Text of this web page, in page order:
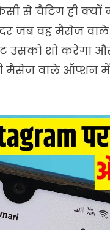
से चैटिंग ही क्यों
जब वह मैसेज
डॉट उसको शो
मैसेज वाले ऑप्शन में